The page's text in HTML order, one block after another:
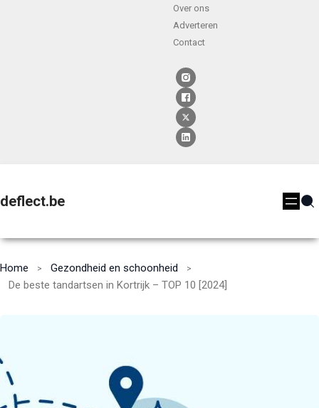
Over ons
Adverteren
Contact
deflect.be
Home
Gezondheid en schoonheid
De beste tandartsen in Kortrijk – TOP 10 [2024]